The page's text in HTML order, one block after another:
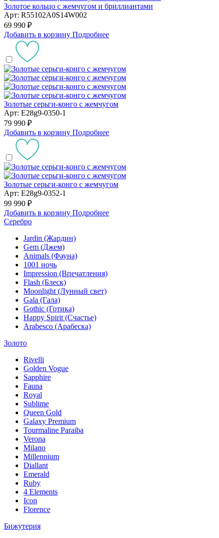
Золотое кольцо с жемчугом и бриллиантами
Арт: R55102A0S14W002
69 990 ₽
Добавить в корзину Подробнее
Золотые серьги-конго с жемчугом
Арт: E28g9-0350-1
79 990 ₽
Добавить в корзину Подробнее
Золотые серьги-конго с жемчугом
Арт: E28g9-0352-1
99 990 ₽
Добавить в корзину Подробнее
Серебро
Jardin (Жардин)
Gem (Джем)
Animals (Фауна)
1001 ночь
Impression (Впечатления)
Flash (Блеск)
Moonlight (Лунный свет)
Gala (Гала)
Gothic (Готика)
Happy Spirit (Счастье)
Arabesco (Арабеска)
Золото
Rivelli
Golden Vogue
Sapphire
Fauna
Royal
Sublime
Queen Gold
Galaxy Premium
Tourmaline Paraiba
Verona
Milano
Millennium
Diallant
Emerald
Ruby
4 Elements
Icon
Florence
Бижутерия